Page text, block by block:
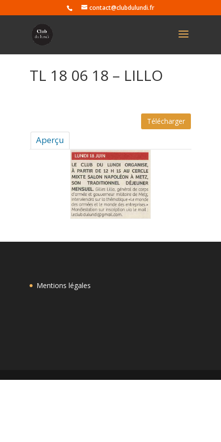
contact@clubdulundi.fr
TL 18 06 18 – LILLO
Télécharger
Aperçu
Mentions légales